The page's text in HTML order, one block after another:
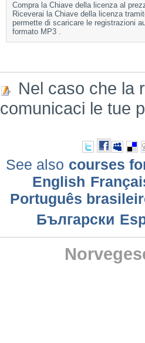
Compra la Chiave della licenza al
Riceverai la Chiave della licenza
permette di scaricare le registrazioni
formato MP3 .
Nel caso che la
comunicaci le tue
See also courses
English
Português
Български